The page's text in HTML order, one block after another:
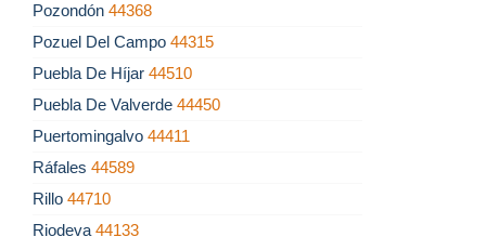
Pozondón 44368
Pozuel Del Campo 44315
Puebla De Híjar 44510
Puebla De Valverde 44450
Puertomingalvo 44411
Ráfales 44589
Rillo 44710
Riodeva 44133